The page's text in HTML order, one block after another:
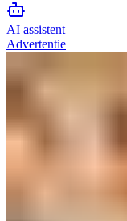
AI assistent
Advertentie